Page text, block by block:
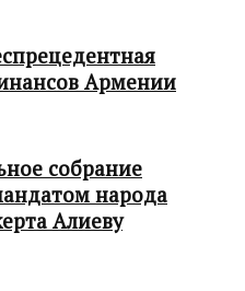
Армении
собрание
народа
Алиеву